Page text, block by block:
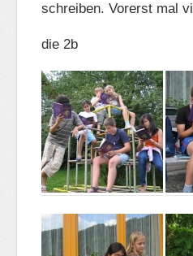
schreiben. Vorerst mal
die 2b